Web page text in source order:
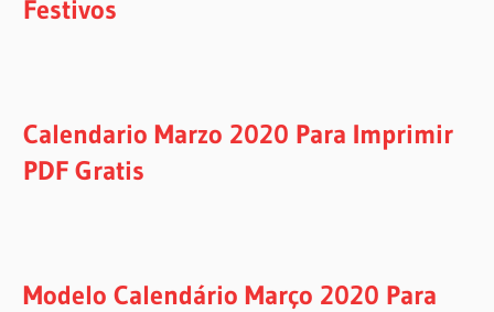
Festivos
Calendario Marzo 2020 Para Imprimir
PDF Gratis
Modelo Calendário Março 2020 Para